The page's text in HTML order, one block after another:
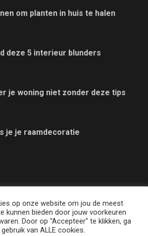
om planten in huis te halen
deze 5 interieur blunders
je woning niet zonder deze tips
je je raamdecoratie
deze website Contact
Disclaimer
Nieuwsbrief
Privacy
op onze website om jou de meest
kunnen bieden door jouw voorkeuren
Door op "Accepteer" te klikken, ga
van ALLE cookies.